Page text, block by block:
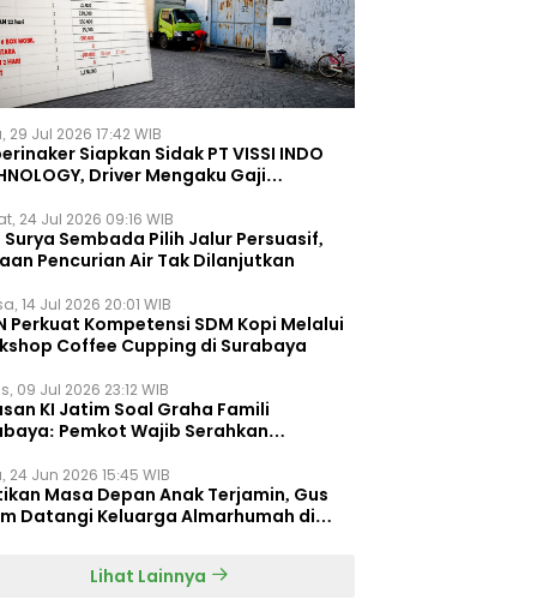
29 Jul 2026 17:42 WIB
Siapkan Sidak PT VISSI INDO
Driver Mengaku Gaji
24 Jul 2026 09:16 WIB
Surya Sembada Pilih Jalur Persuasif,
Pencurian Air Tak Dilanjutkan
14 Jul 2026 20:01 WIB
Perkuat Kompetensi SDM Kopi Melalui
Coffee Cupping di Surabaya
09 Jul 2026 23:12 WIB
KI Jatim Soal Graha Famili
Pemkot Wajib Serahkan
24 Jun 2026 15:45 WIB
Masa Depan Anak Terjamin, Gus
Datangi Keluarga Almarhumah di
Lihat Lainnya